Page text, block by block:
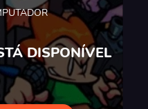
DISPONÍVEL